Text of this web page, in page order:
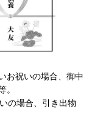
お祝いの場合、御中
。
の場合、引き出物